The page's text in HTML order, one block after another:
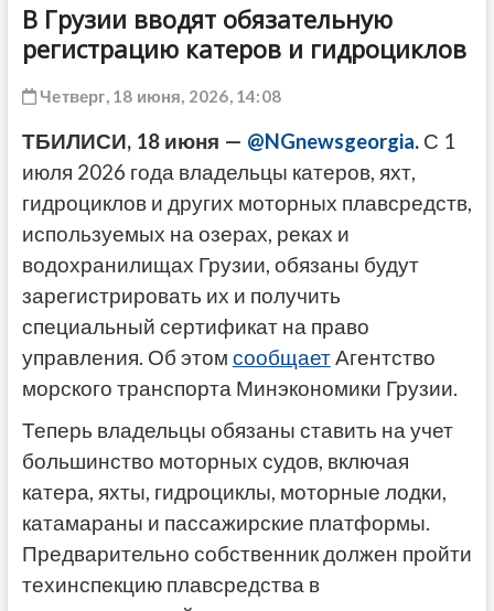
В Грузии вводят обязательную
регистрацию катеров и гидроциклов
Четверг, 18 июня, 2026, 14:08
ТБИЛИСИ, 18 июня — @NGnewsgeorgia.С 1
июля 2026 года владельцы катеров, яхт,
гидроциклов и других моторных плавсредств,
используемых на озерах, реках и
водохранилищах Грузии, обязаны будут
зарегистрировать их и получить
специальный сертификат на право
управления. Об этом сообщаетАгентство
морского транспорта Минэкономики Грузии.
Теперь владельцы обязаны ставить на учет
большинство моторных судов, включая
катера, яхты, гидроциклы, моторные лодки,
катамараны и пассажирские платформы.
Предварительно собственник должен пройти
техинспекцию плавсредства в